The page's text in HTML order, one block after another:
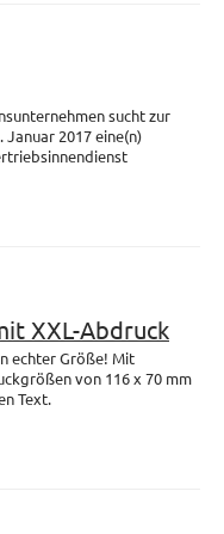
sucht zur
2017 eine(n)
XXL-Abdruck
echter Größe! Mit
von 116 x 70 mm
Text.